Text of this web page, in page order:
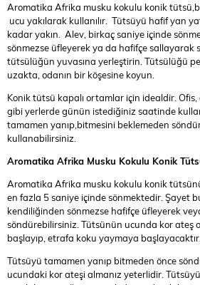
Aromatika Afrika musku kokulu konik
ucu yakılarak kullanılır. Tütsüyü hafif yan
kadar yakın. Alev, birkaç saniye içinde
sönmezse üfleyerek ya da hafifçe sallayarak
tütsülüğün yuvasına yerleştirin. Tütsülüğü
uzakta, odanın bir köşesine koyun.
Konik tütsü kapalı ortamlar için idealdir. Ofis,
gibi yerlerde günün istediğiniz saatinde
tamamen yanıp,bitmesini beklemeden
kullanabilirsiniz.
Aromatika Afrika Musku Kokulu Konik
Aromatika Afrika musku kokulu konik
en fazla 5 saniye içinde sönmektedir. Şayet
kendiliğinden sönmezse hafifçe üfleyerek
söndürebilirsiniz. Tütsünün ucunda kor ateş
başlayıp, etrafa koku yaymaya
Tütsüyü tamamen yanıp bitmeden önce
ucundaki kor ateşi almanız yeterlidir.